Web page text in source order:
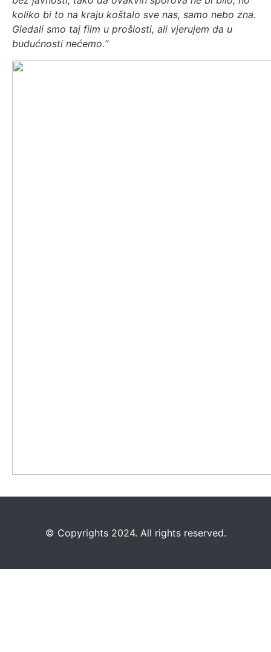
koliko bi to na kraju koštalo sve nas, samo nebo zna.
Gledali smo taj film u prošlosti, ali vjerujem da u
budućnosti nećemo.“
©️ Copyrights 2024. All rights reserved.